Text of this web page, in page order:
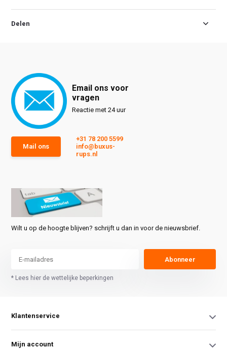
Delen
Email ons voor
vragen
Reactie met 24 uur
Mail ons
+31 78 200 5599
info@buxus-
rups.nl
Wilt u op de hoogte blijven? schrijft u dan in voor de nieuwsbrief.
Abonneer
* Lees hier de wettelijke beperkingen
Klantenservice
Mijn account